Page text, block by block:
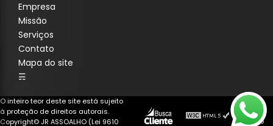
Empresa
Missão
Serviços
Contato
Mapa do site
☴
O inteiro teor deste site está sujeito
à proteção de direitos autorais.
Copyright© JR ASSOALHO (Lei 9610